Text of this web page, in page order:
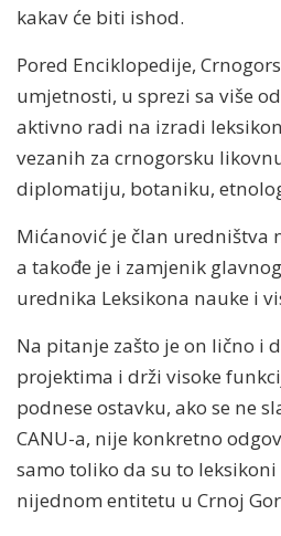
kakav će biti ishod.
Pored Enciklopedije,
umjetnosti, u sprezi sa više
aktivno radi na izradi
vezanih za crnogorsku
diplomatiju, botaniku,
Mićanović je član uredništva
a takođe je i zamjenik
urednika Leksikona nauke i
Na pitanje zašto je on lično i
projektima i drži visoke
podnese ostavku, ako se ne
CANU-a, nije konkretno
samo toliko da su to
nijednom entitetu u Crnoj